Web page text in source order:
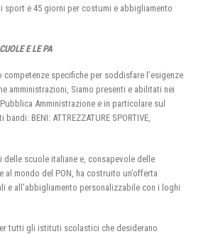
e 45 giorni per costumi e abbigliamento
E LE PA
specifiche per soddisfare l’esigenze
amministrazioni, Siamo presenti e abilitati nei
Amministrazione e in particolare sul
BENI: ATTREZZATURE SPORTIVE,
delle scuole italiane e, consapevole delle
mondo del PON, ha costruito un’offerta
e all’abbigliamento personalizzabile con i loghi
tutti gli istituti scolastici che desiderano